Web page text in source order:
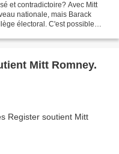
et contradictoire? Avec Mitt
nationale, mais Barack
électoral. C'est possible
Mitt Romney.